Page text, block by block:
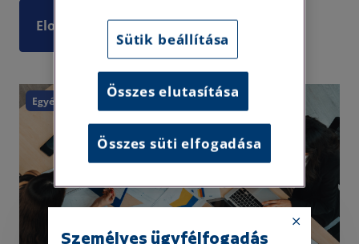
Elolvasom
Egyéb
Személyes ügyfélfogadás
Sütik beállítása
Összes elutasítása
Összes süti elfogadása